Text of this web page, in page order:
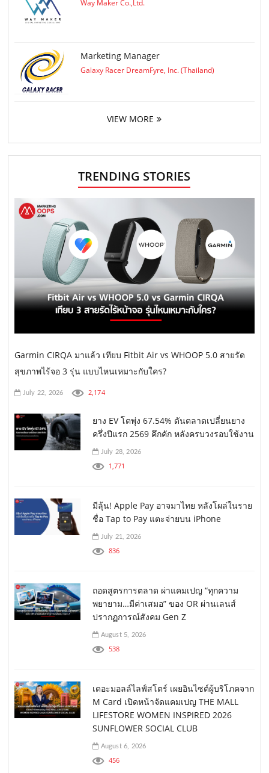
Way Maker Co.,Ltd.
Marketing Manager
Galaxy Racer DreamFyre, Inc. (Thailand)
VIEW MORE
TRENDING STORIES
Garmin CIRQA มาแล้ว เทียบ Fitbit Air vs WHOOP 5.0 สายรัด
สุขภาพไร้จอ 3 รุ่น แบบไหนเหมาะกับใคร?
July 22, 2026 2,174
ยาง EV โตพุ่ง 67.54% ดันตลาดเปลี่ยนยาง
ครึ่งปีแรก 2569 คึกคัก หลังครบวงรอบใช้งาน
July 28, 2026
1,771
มีลุ้น! Apple Pay อาจมาไทย หลังโผล่ในราย
ชื่อ Tap to Pay แตะจ่ายบน iPhone
July 21, 2026
836
ถอดสูตรการตลาด ผ่าแคมเปญ “ทุกความ
พยายาม…มีค่าเสมอ” ของ OR ผ่านเลนส์
ปรากฏการณ์สังคม Gen Z
August 5, 2026
538
เดอะมอลล์ไลฟ์สโตร์ เผยอินไซต์ผู้บริโภคจาก
M Card เปิดหน้าจัดแคมเปญ THE MALL
LIFESTORE WOMEN INSPIRED 2026
SUNFLOWER SOCIAL CLUB
August 6, 2026
456